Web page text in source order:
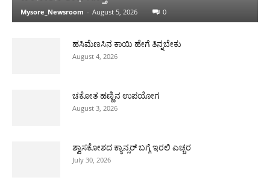
Mysore_Newsroom - August 5, 2026 0
ಹಸಿಮೆಣಸಿನ ಕಾಯಿ ಹೇಗೆ ತಿನ್ನಬೇಕು
August 4, 2026
ಚಕೋತ ಹಣ್ಣಿನ ಉಪಯೋಗ
August 3, 2026
ಶ್ವಾಸಕೋಶದ ಕ್ಯಾನ್ಸರ್ ಬಗ್ಗೆ ಇರಲಿ ಎಚ್ಚರ
July 30, 2026